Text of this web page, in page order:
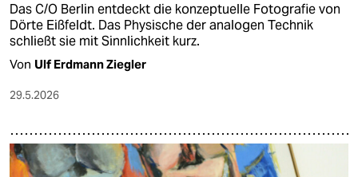
Das C/O Berlin entdeckt die konzeptuelle Fotografie von
Dörte Eißfeldt. Das Physische der analogen Technik
schließt sie mit Sinnlichkeit kurz.
Von Ulf Erdmann Ziegler
29.5.2026